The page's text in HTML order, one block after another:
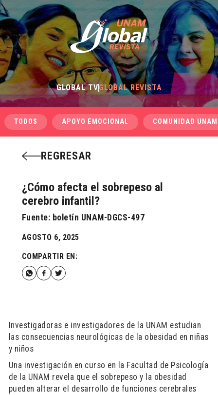
GLOBAL TVGLOBAL REVISTA
TODOS APOYO EMOCIONAL COMUNIDAD UNAM
REGRESAR
¿Cómo afecta el sobrepeso al
cerebro infantil?
Fuente: boletín UNAM-DGCS-497
AGOSTO 6, 2025
COMPARTIR EN:
Investigadoras e investigadores de la UNAM estudian
las consecuencias neurológicas de la obesidad en niñas
y niños
Una investigación en curso en la Facultad de Psicología
de la UNAM revela que el sobrepeso y la obesidad
pueden alterar el desarrollo de funciones cerebrales